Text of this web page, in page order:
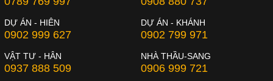
DỰ ÁN - HIÊN
0902 999 627
DỰ ÁN - KHÁNH
0902 799 971
VẬT TƯ - HÂN
0937 888 509
NHÀ THẦU-SANG
0906 999 721